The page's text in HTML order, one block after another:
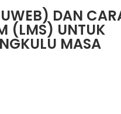
DAN
(LMS) UNTUK
MASA